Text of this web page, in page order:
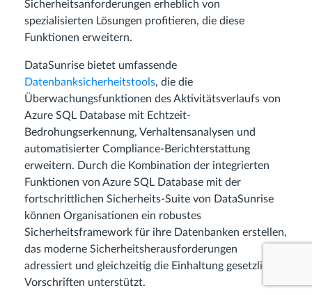
Sicherheitsanforderungen erheblich von
spezialisierten Lösungen profitieren, die diese
Funktionen erweitern.
DataSunrise bietet umfassende
Datenbanksicherheitstools, die die
Überwachungsfunktionen des Aktivitätsverlaufs von
Azure SQL Database mit Echtzeit-
Bedrohungserkennung, Verhaltensanalysen und
automatisierter Compliance-Berichterstattung
erweitern. Durch die Kombination der integrierten
Funktionen von Azure SQL Database mit der
fortschrittlichen Sicherheits-Suite von DataSunrise
können Organisationen ein robustes
Sicherheitsframework für ihre Datenbanken erstellen,
das moderne Sicherheitsherausforderungen
adressiert und gleichzeitig die Einhaltung gesetzlicher
Vorschriften unterstützt.